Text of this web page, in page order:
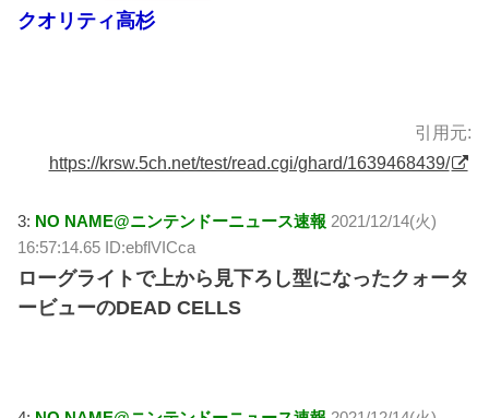
クオリティ高杉
引用元:
https://krsw.5ch.net/test/read.cgi/ghard/1639468439/
3: NO NAME@ニンテンドーニュース速報 2021/12/14(火)
16:57:14.65 ID:ebflVICca
ローグライトで上から見下ろし型になったクォータ
ービューのDEAD CELLS